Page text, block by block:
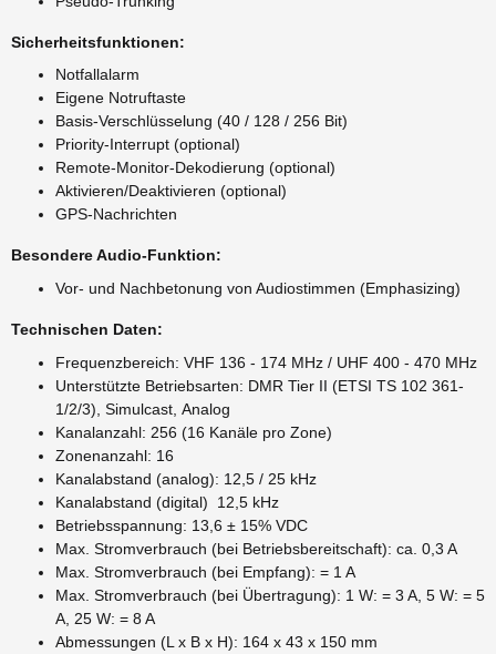
Sicherheitsfunktionen:
Notfallalarm
Eigene Notruftaste
Basis-Verschlüsselung (40 / 128 / 256 Bit)
Priority-Interrupt (optional)
Remote-Monitor-Dekodierung (optional)
Aktivieren/Deaktivieren (optional)
GPS-Nachrichten
Besondere Audio-Funktion:
Vor- und Nachbetonung von Audiostimmen (Emphasizing)
Technischen Daten:
Frequenzbereich: VHF 136 - 174 MHz / UHF 400 - 470 MHz
Unterstützte Betriebsarten: DMR Tier II (ETSI TS 102 361-
1/2/3), Simulcast, Analog
Kanalanzahl: 256 (16 Kanäle pro Zone)
Zonenanzahl: 16
Kanalabstand (analog): 12,5 / 25 kHz
Kanalabstand (digital) 12,5 kHz
Betriebsspannung: 13,6 ± 15% VDC
Max. Stromverbrauch (bei Betriebsbereitschaft): ca. 0,3 A
Max. Stromverbrauch (bei Empfang): = 1 A
Max. Stromverbrauch (bei Übertragung): 1 W: = 3 A, 5 W: = 5
A, 25 W: = 8 A
Abmessungen (L x B x H): 164 x 43 x 150 mm